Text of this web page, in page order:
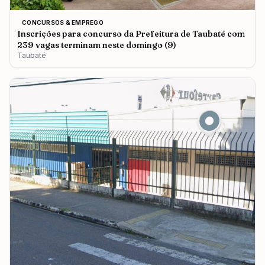
CONCURSOS & EMPREGO
Inscrições para concurso da Prefeitura de Taubaté com
239 vagas terminam neste domingo (9)
Taubaté